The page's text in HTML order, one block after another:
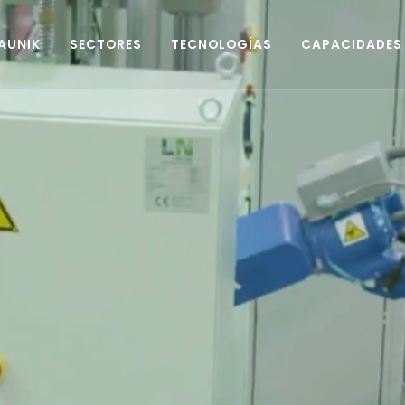
SECTORES TECNOLOGÍAS CAPACIDADES